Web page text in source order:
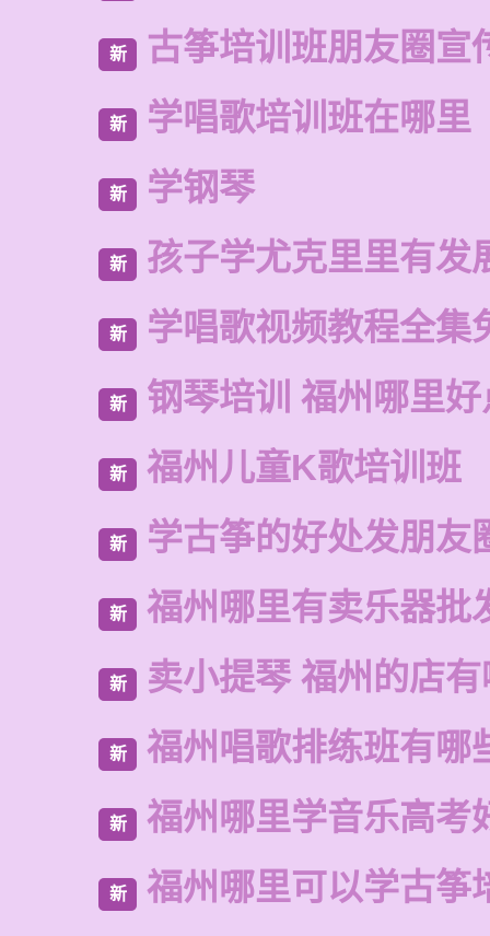
新 古筝培训班朋友圈宣
新 学唱歌培训班在哪里
新 学钢琴
新 孩子学尤克里里有发
新 学唱歌视频教程全集
新 钢琴培训 福州哪里
新 福州儿童K歌培训班
新 学古筝的好处发朋友
新 福州哪里有卖乐器批
新 卖小提琴 福州的店
新 福州唱歌排练班有哪
新 福州哪里学音乐高考
新 福州哪里可以学古筝